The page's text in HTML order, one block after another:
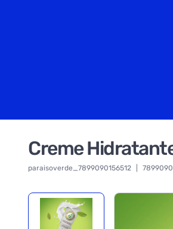
Creme
paraisoverde_7899090156512